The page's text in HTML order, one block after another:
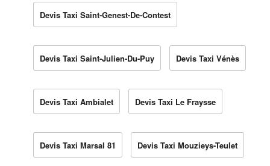
Devis Taxi Saint-Genest-De-Contest
Devis Taxi Saint-Julien-Du-Puy Devis Taxi Vénès
Devis Taxi Ambialet Devis Taxi Le Fraysse
Devis Taxi Marsal 81 Devis Taxi Mouzieys-Teulet